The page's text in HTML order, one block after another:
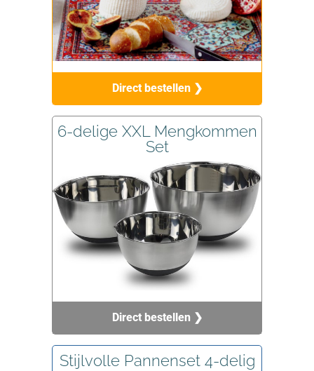
Direct bestellen ❯
6-delige XXL Mengkommen
Set
Direct bestellen ❯
Stijlvolle Pannenset 4-delig